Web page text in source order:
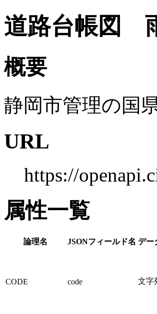
道路台帳図
概要
静岡市管理の国
URL
https://
属性一覧
論理名 JSONフィールド名 デー
CODE code 文字